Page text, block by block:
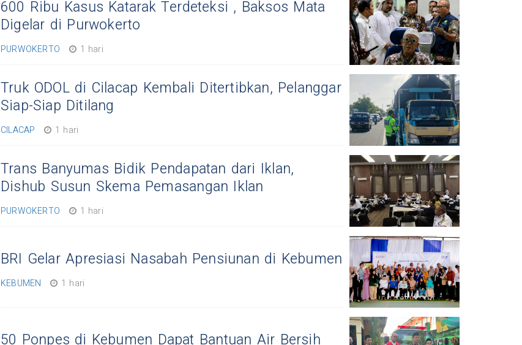
600 Ribu Kasus Katarak Terdeteksi , Baksos Mata
Digelar di Purwokerto
PURWOKERTO 1 hari
Truk ODOL di Cilacap Kembali Ditertibkan, Pelanggar
Siap-Siap Ditilang
CILACAP 1 hari
Trans Banyumas Bidik Pendapatan dari Iklan,
Dishub Susun Skema Pemasangan Iklan
PURWOKERTO 1 hari
BRI Gelar Apresiasi Nasabah Pensiunan di Kebumen
KEBUMEN 1 hari
50 Ponpes di Kebumen Dapat Bantuan Air Bersih